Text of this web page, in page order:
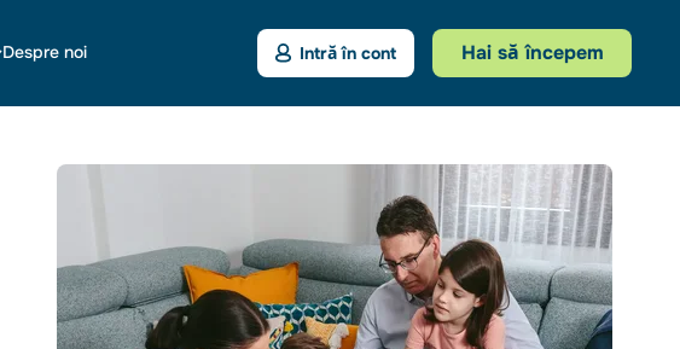
Despre noi Intră în cont Hai să începem